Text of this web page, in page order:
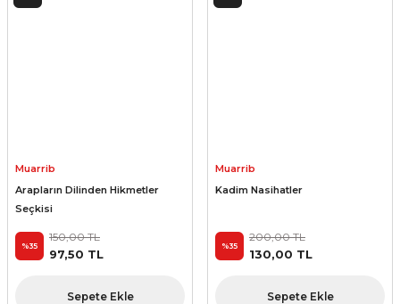
Muarrib
Arapların Dilinden Hikmetler
Seçkisi
%35
150,00 TL
97,50 TL
Sepete Ekle
Muarrib
Kadim Nasihatler
%35
200,00 TL
130,00 TL
Sepete Ekle